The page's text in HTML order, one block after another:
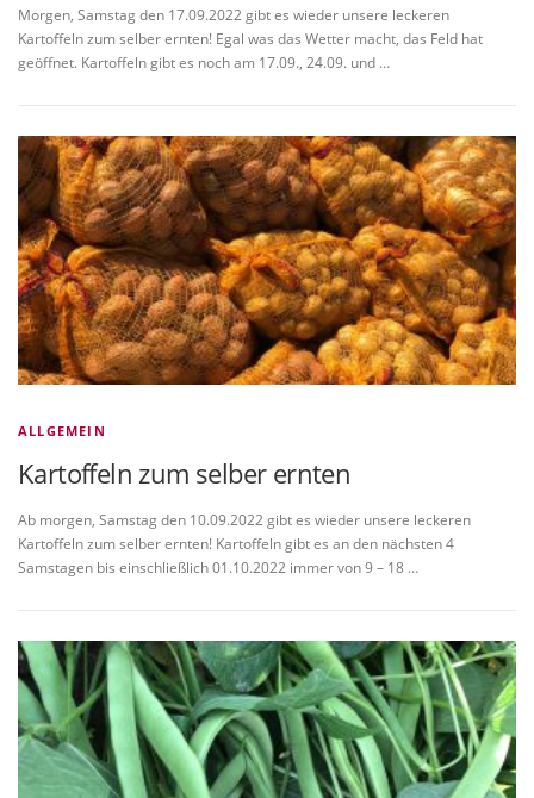
Morgen, Samstag den 17.09.2022 gibt es wieder unsere leckeren
Kartoffeln zum selber ernten! Egal was das Wetter macht, das Feld hat
geöffnet. Kartoffeln gibt es noch am 17.09., 24.09. und …
ALLGEMEIN
Kartoffeln zum selber ernten
Ab morgen, Samstag den 10.09.2022 gibt es wieder unsere leckeren
Kartoffeln zum selber ernten! Kartoffeln gibt es an den nächsten 4
Samstagen bis einschließlich 01.10.2022 immer von 9 – 18 …